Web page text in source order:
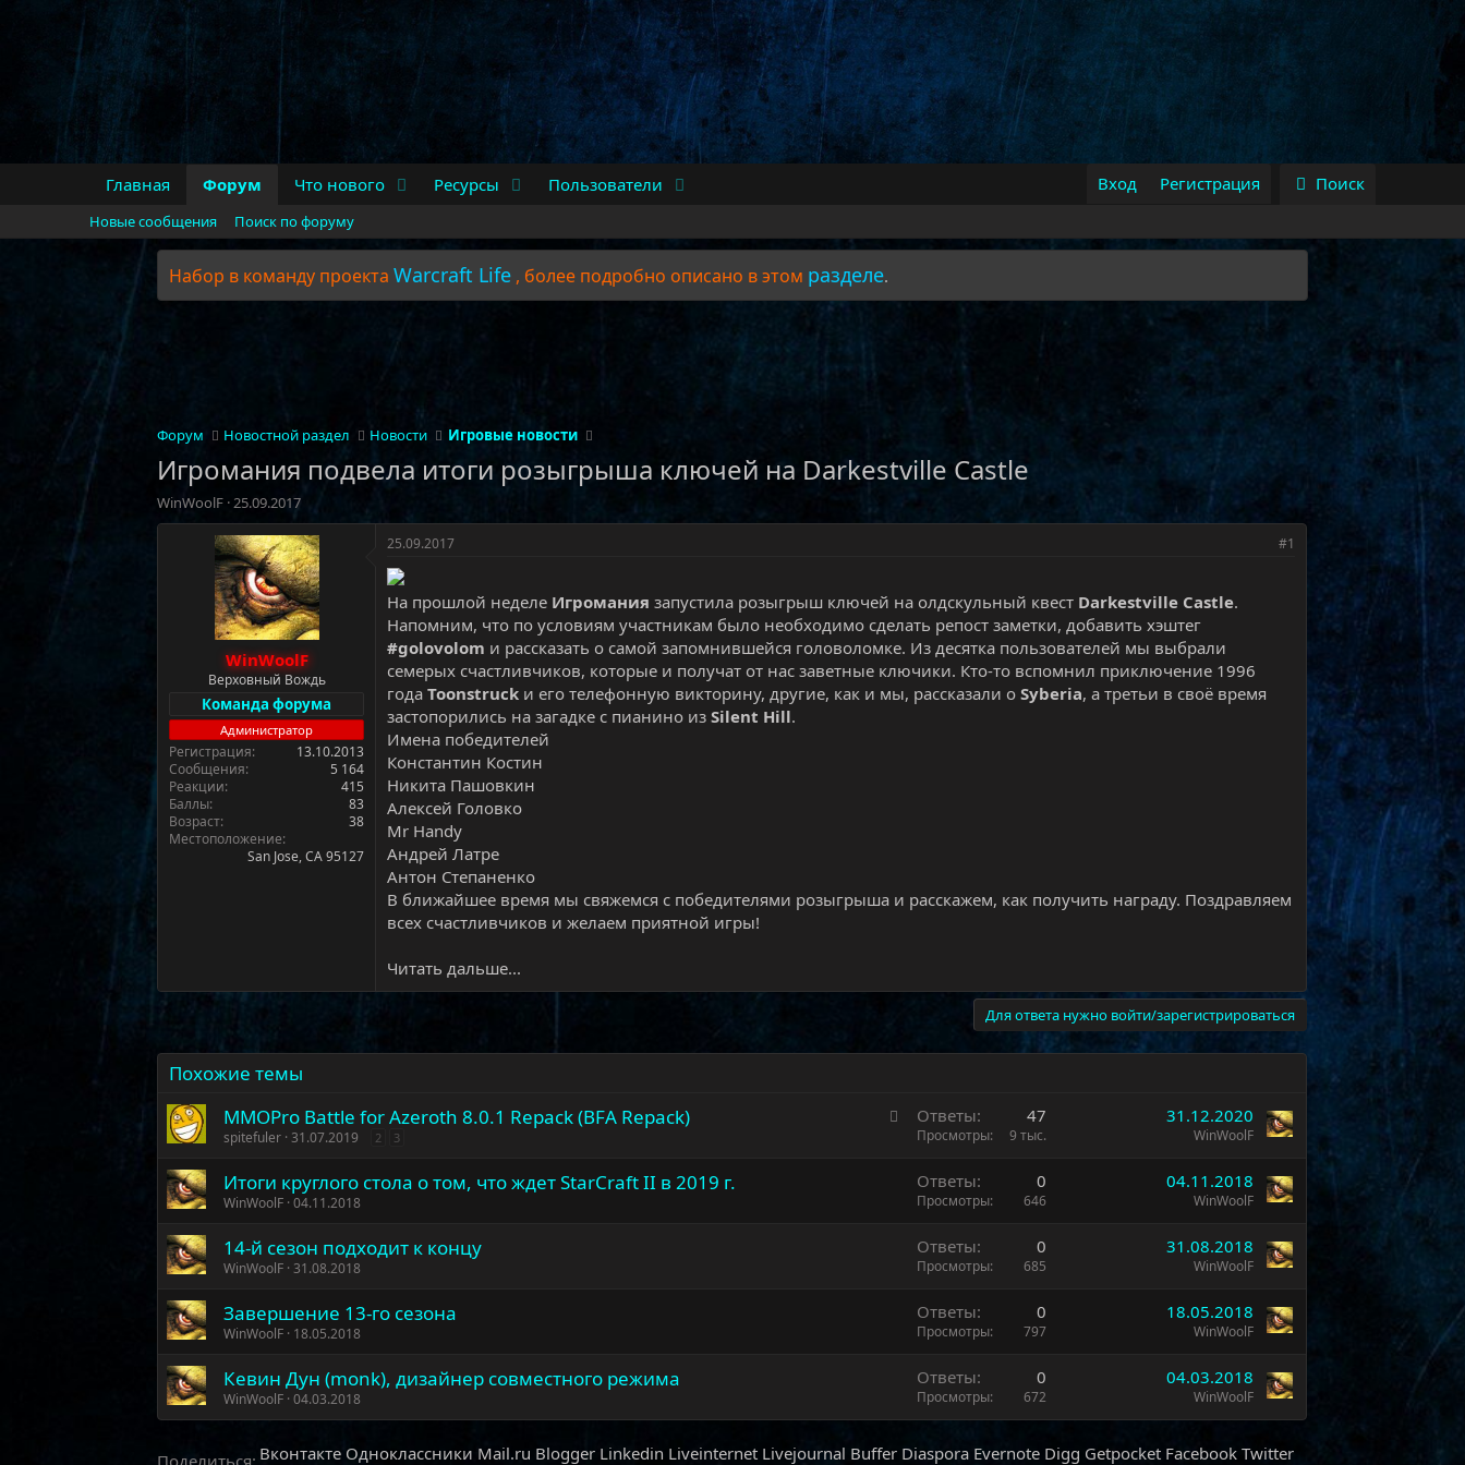
Главная Форум Что нового Ресурсы Пользователи Вход Регистрация Поиск
Новые сообщения Поиск по форуму
Набор в команду проектаWarcraft Life , более подробно описано в этом разделе.
Форум Новостной раздел Новости Игровые новости
Игромания подвела итоги розыгрыша ключей на Darkestville Castle
А
в
WinWoolF Д
а
т
а
н
а
ч
а
л
а
25.09.2017
WinWoolF
Верховный Вождь
Команда форума
Администратор
Регистрация
13.10.2013
Сообщения
5 164
Реакции
415
Баллы
83
Возраст
38
Местоположение
San Jose, CA 95127
25.09.2017 #1
На прошлой неделе Игромания запустила розыгрыш ключей на олдскульный квест Darkestville Castle.
Напомним, что по условиям участникам было необходимо сделать репост заметки, добавить хэштег
#golovolom и рассказать о самой запомнившейся головоломке. Из десятка пользователей мы выбрали
семерых счастливчиков, которые и получат от нас заветные ключики. Кто-то вспомнил приключение 1996
годаToonstruck и его телефонную викторину, другие, как и мы, рассказали оSyberia, а третьи в своё время
застопорились на загадке с пианино изSilent Hill.
Имена победителей
Константин Костин
Никита Пашовкин
Алексей Головко
Mr Handy
Андрей Латре
Антон Степаненко
В ближайшее время мы свяжемся с победителями розыгрыша и расскажем, как получить награду. Поздравляем
всех счастливчиков и желаем приятной игры!​
Читать дальше...
Для ответа нужно войти/зарегистрироваться
Похожие темы
MMOPro Battle for Azeroth 8.0.1 Repack (BFA Repack)
spitefuler 31.07.2019 2 3
Ответы 47
Просмотры 9 тыс.
31.12.2020
WinWoolF
Итоги круглого стола о том, что ждет StarCraft II в 2019 г.
WinWoolF 04.11.2018
Ответы 0
Просмотры 646
04.11.2018
WinWoolF
14-й сезон подходит к концу
WinWoolF 31.08.2018
Ответы 0
Просмотры 685
31.08.2018
WinWoolF
Завершение 13-го сезона
WinWoolF 18.05.2018
Ответы 0
Просмотры 797
18.05.2018
WinWoolF
Кевин Дун (monk), дизайнер совместного режима
WinWoolF 04.03.2018
Ответы 0
Просмотры 672
04.03.2018
WinWoolF
Поделиться: Вконтакте Одноклассники Mail.ru Blogger Linkedin Liveinternet Livejournal Buffer Diaspora Evernote Digg Getpocket Facebook Twitter